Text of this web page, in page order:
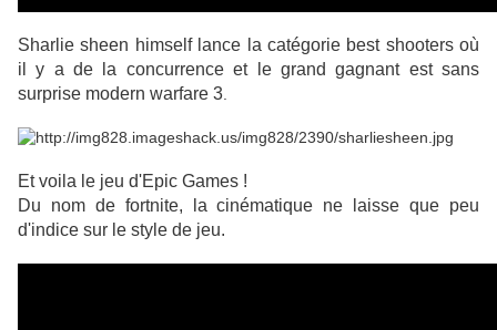
Sharlie sheen himself lance la catégorie best shooters où
il y a de la concurrence et le grand gagnant est sans
surprise modern warfare 3
Et voila le jeu d'Epic Games !
Du nom de fortnite, la cinématique ne laisse que peu
d'indice sur le style de jeu.